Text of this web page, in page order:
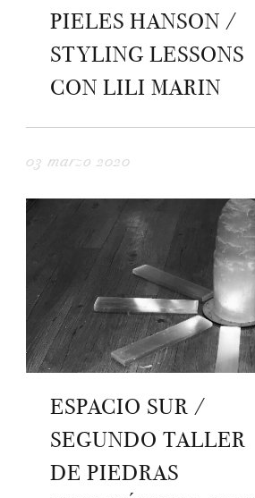
PIELES HANSON /
STYLING LESSONS
CON LILI MARIN
03 marzo 2020
ESPACIO SUR /
SEGUNDO TALLER
DE PIEDRAS